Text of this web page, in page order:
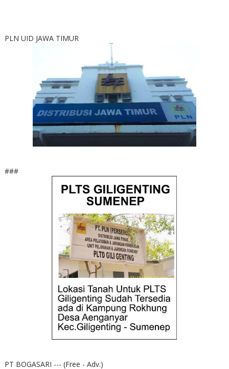
PLN UID JAWA TIMUR
###
PT BOGASARI --- (Free - Adv.)